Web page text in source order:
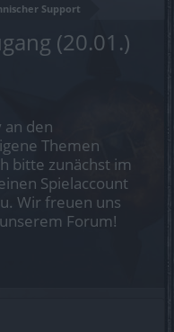
Support
(20.01.)
den
Themen
bitte zunächst im
Spielaccount
Wir freuen uns
Forum!